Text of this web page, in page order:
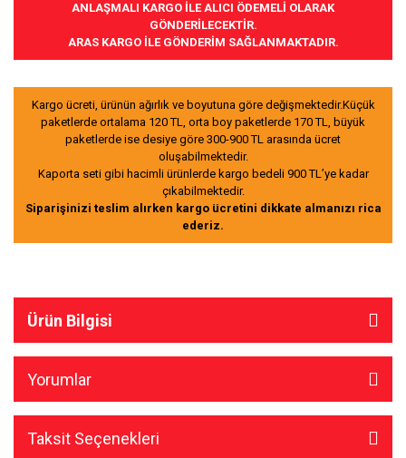
ANLAŞMALI KARGO İLE ALICI ÖDEMELİ OLARAK
GÖNDERİLECEKTİR.
ARAS KARGO İLE GÖNDERİM SAĞLANMAKTADIR.
Kargo ücreti, ürünün ağırlık ve boyutuna göre değişmektedir.Küçük
paketlerde ortalama 120 TL, orta boy paketlerde 170 TL, büyük
paketlerde ise desiye göre 300-900 TL arasında ücret
oluşabilmektedir.
Kaporta seti gibi hacimli ürünlerde kargo bedeli 900 TL’ye kadar
çıkabilmektedir.
Siparişinizi teslim alırken kargo ücretini dikkate almanızı rica
ederiz.
Ürün Bilgisi
Yorumlar
Taksit Seçenekleri